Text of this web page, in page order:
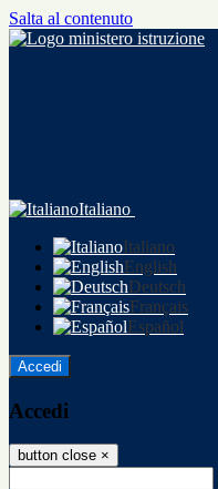
Salta al contenuto
Italiano
Italiano
English
Deutsch
Français
Español
Accedi
Accedi
button close ×